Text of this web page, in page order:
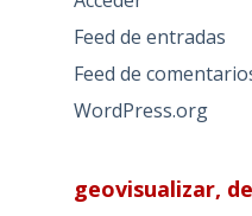
Feed de entradas
Feed de
WordPress.org
geovisualizar,